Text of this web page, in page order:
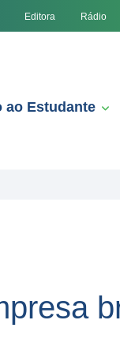
Editora Rádio
ao Estudante